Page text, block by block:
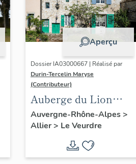
Aperçu
Dossier IA03000667 | Réalisé par
Durin-Tercelin Maryse
(Contributeur)
Auberge du Lion
d'Or puis auberge de
la Croix d'Or
actuellement maison
d'habitation.
Auvergne-Rhône-Alpes>
Allier> Le Veurdre